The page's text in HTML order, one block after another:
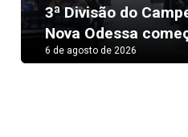
3ª Divisão do
Nova Odessa
6 de agosto de 2026